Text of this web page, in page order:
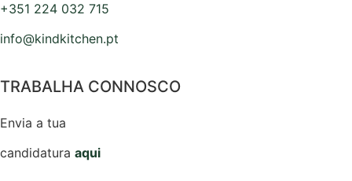
+351 224 032 715
info@kindkitchen.pt
TRABALHA CONNOSCO
Envia a tua
candidatura aqui